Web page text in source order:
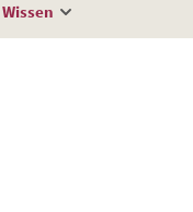
Wissen